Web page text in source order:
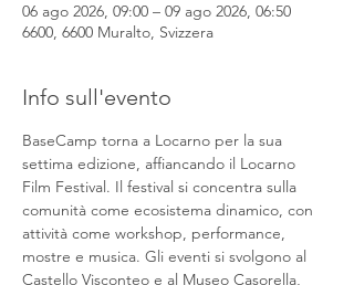
06 ago 2026, 09:00 – 09 ago 2026, 06:50
6600, 6600 Muralto, Svizzera
Info sull'evento
BaseCamp torna a Locarno per la sua
settima edizione, affiancando il Locarno
Film Festival. Il festival si concentra sulla
comunità come ecosistema dinamico, con
attività come workshop, performance,
mostre e musica. Gli eventi si svolgono al
Castello Visconteo e al Museo Casorella,